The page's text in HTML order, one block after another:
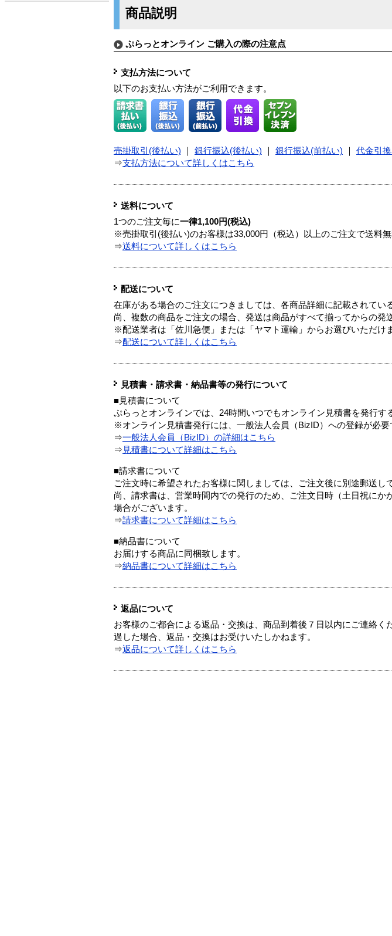
商品説明
ぷらっとオンライン ご購入の際の注意点
支払方法について
以下のお支払い方法がご利用できます。
売掛取引(後払い) 銀行振込(後払い) 銀行振込(前払い) 代金引
⇒支払方法について詳しくはこちら
送料について
1つのご注文毎に一律1,100円(税込)
※売掛取引(後払い)のお客様は33,000円（税込）以上のご注文で送料無
⇒送料について詳しくはこちら
配送について
在庫がある場合のご注文につきましては、各商品詳細に記載されてい
尚、複数の商品をご注文の場合、発送は商品がすべて揃ってからの発
※配送業者は「佐川急便」または「ヤマト運輸」からお選びいただけ
⇒配送について詳しくはこちら
見積書・請求書・納品書等の発行について
■見積書について
ぷらっとオンラインでは、24時間いつでもオンライン見積書を発行す
※オンライン見積書発行には、一般法人会員（BizID）への登録が必要
⇒一般法人会員（BizID）の詳細はこちら
⇒ 見積書について詳細はこちら
■請求書について
ご注文時に希望されたお客様に関しましては、ご注文後に別途郵送し
尚、請求書は、営業時間内での発行のため、ご注文日時（土日祝に
場合がございます。
⇒請求書について詳細はこちら
■納品書について
お届けする商品に同梱致します。
⇒納品書について詳細はこちら
返品について
お客様のご都合による返品・交換は、商品到着後７日以内にご連絡
過した場合、返品・交換はお受けいたしかねます。
⇒返品について詳しくはこちら